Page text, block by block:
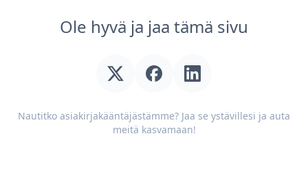
Ole hyvä ja jaa tämä sivu
Nautitko asiakirjakääntäjästämme? Jaa se ystävillesi ja auta
meitä kasvamaan!